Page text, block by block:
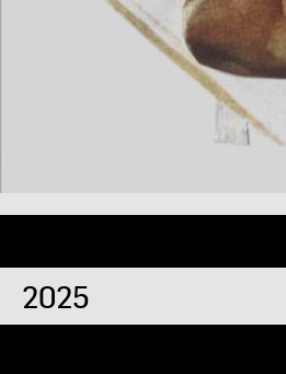
2025